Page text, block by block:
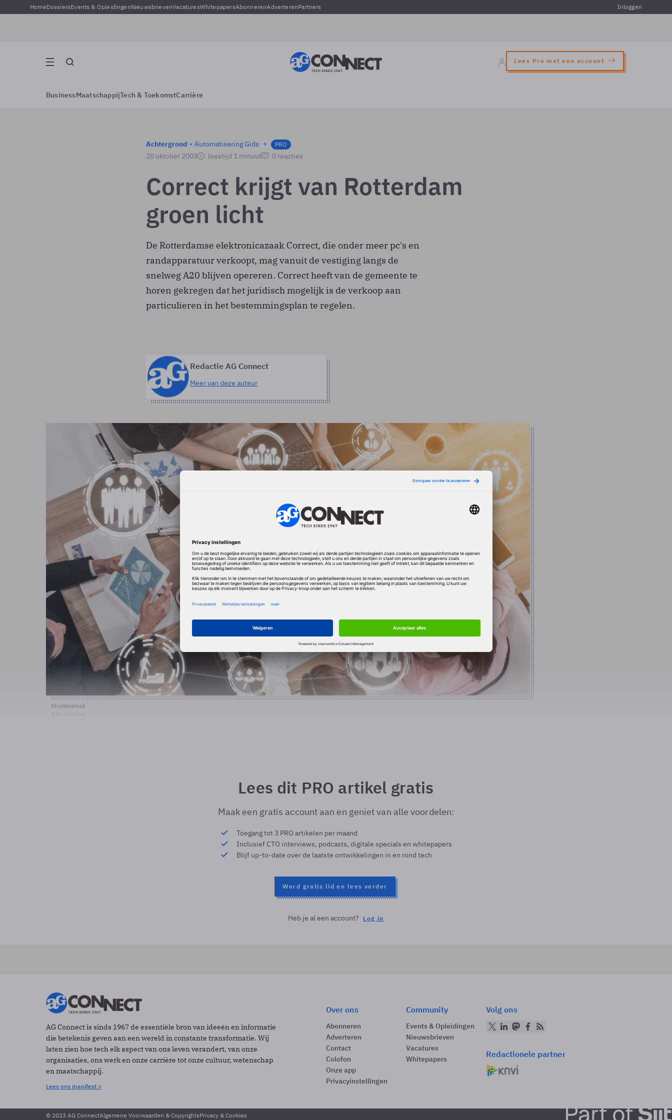
HomeDossiersEvents & OpleidingenNieuwsbrievenVacaturesWhitepapersAbonnerenAdverterenPartners Inloggen
Lees Pro met een account
BusinessMaatschappijTech & ToekomstCarrière
Achtergrond Automatisering Gids PRO
20 oktober 2003 leestijd 1 minuut 0 reacties
Correct krijgt van Rotterdam
groen licht
De Rotterdamse elektronicazaak Correct, die onder meer pc's en
randapparatuur verkoopt, mag vanuit de vestiging langs de
snelweg A20 blijven opereren. Correct heeft van de gemeente te
horen gekregen dat het juridisch mogelijk is de verkoop aan
particulieren in het bestemmingsplan te regelen.
Redactie AG Connect
Meer van deze auteur
Shutterstock
Lees dit PRO artikel gratis
Maak een gratis account aan en geniet van alle voordelen:
Toegang tot 3 PRO artikelen per maand
Inclusief CTO interviews, podcasts, digitale specials en whitepapers
Blijf up-to-date over de laatste ontwikkelingen in en rond tech
Word gratis lid en lees verder
Heb je al een account? Log in
AG Connect is sinds 1967 de essentiële bron van ideeën en informatie
die betekenis geven aan een wereld in constante transformatie. Wij
laten zien hoe tech elk aspect van ons leven verandert, van onze
organisaties, ons werk en onze carrière tot onze cultuur, wetenschap
en maatschappij.
Lees ons manifest >
Over ons
Abonneren
Adverteren
Contact
Colofon
Onze app
Privacyinstellingen
Community
Events & Opleidingen
Nieuwsbrieven
Vacatures
Whitepapers
Volg ons
Redactionele partner
© 2023 AG ConnectAlgemene Voorwaarden & CopyrightsPrivacy & Cookies